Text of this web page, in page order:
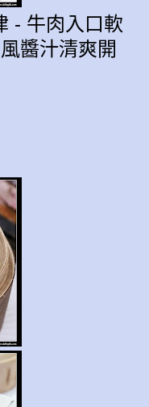
- 牛肉入口軟
醬汁清爽開